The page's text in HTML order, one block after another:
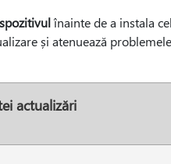
înainte de a instala
și atenuează
actualizări